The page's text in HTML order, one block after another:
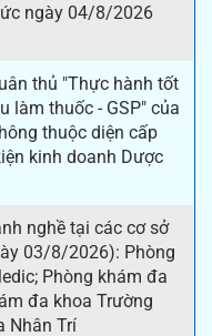
ngày 04/8/2026
thủ "Thực hành tốt
làm thuốc - GSP" của
thuộc diện cấp
kinh doanh Dược
nghề tại các cơ sở
03/8/2026): Phòng
Phòng khám đa
đa khoa Trường
Nhân Trí